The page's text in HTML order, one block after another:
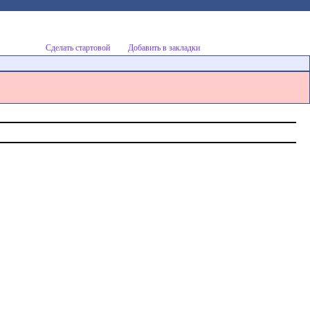
Сделать стартовой
Добавить в закладки